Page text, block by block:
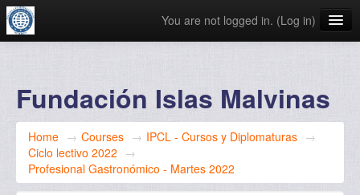
You are not logged in. (Log in)
Fundación Islas Malvinas
Home → Courses → IPCL - Cursos y Diplomaturas →
Ciclo lectivo 2022 →
Profesional Gastronómico - Martes 2022